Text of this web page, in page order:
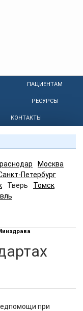
ПАЦИЕНТАМ
РЕСУРСЫ
КОНТАКТЫ
Москва
Петербург
Тверь
Томск
при